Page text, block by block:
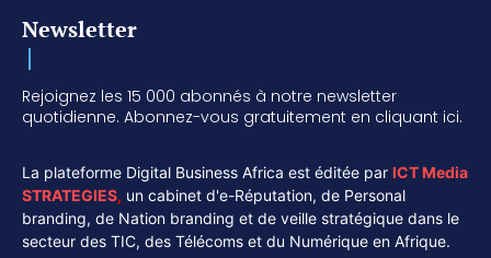
Newsletter
Rejoignez les 15 000 abonnés à notre newsletter
quotidienne. Abonnez-vous gratuitement en cliquant ici.
La plateforme Digital Business Africa est éditée par ICT Media
STRATEGIES, un cabinet d'e-Réputation, de Personal
branding, de Nation branding et de veille stratégique dans le
secteur des TIC, des Télécoms et du Numérique en Afrique.